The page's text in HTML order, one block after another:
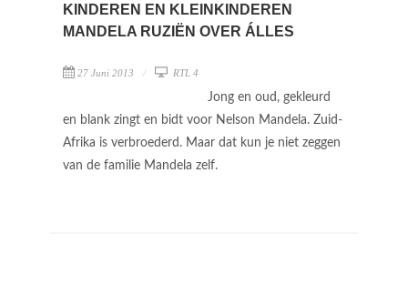
KINDEREN EN KLEINKINDEREN
MANDELA RUZIËN OVER ÁLLES
27 Juni 2013 RTL 4
Jong en oud, gekleurd
en blank zingt en bidt voor Nelson Mandela. Zuid-
Afrika is verbroederd. Maar dat kun je niet zeggen
van de familie Mandela zelf.